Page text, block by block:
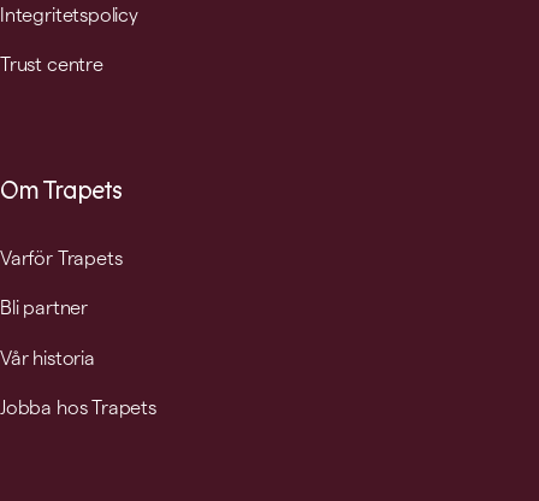
Integritetspolicy
Trust centre
Om Trapets
Varför Trapets
Bli partner
Vår historia
Jobba hos Trapets